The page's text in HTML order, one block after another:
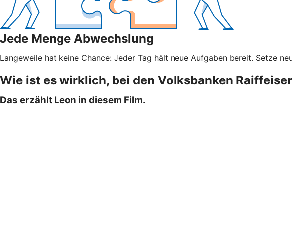
Jede Menge Abwechslung
Langeweile hat keine Chance: Jeder Tag hält neue Aufgaben bereit. Setze
Wie ist es wirklich, bei den Volksbanken
Das erzählt Leon in diesem Film.